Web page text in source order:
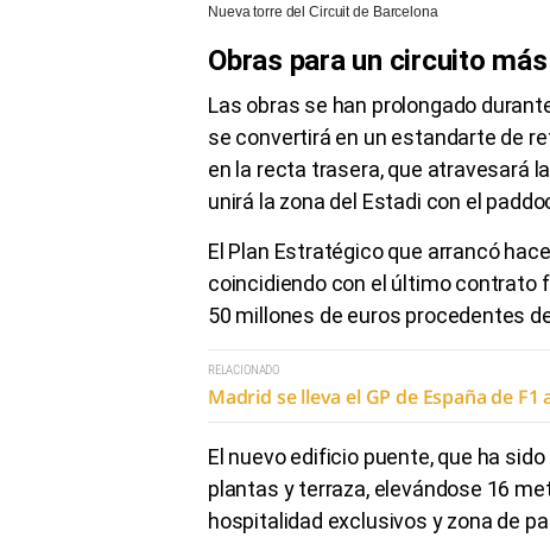
Nueva torre del Circuit de Barcelona
Obras para un circuito
Las obras se han prolongado
se convertirá en un estandarte de
en la recta trasera, que atravesará
unirá la zona del Estadi con el
El Plan Estratégico que arrancó
coincidiendo con el último contrato
50 millones de euros procedentes
RELACIONADO
Madrid se lleva el GP de España de F1
El nuevo edificio puente, que ha
plantas y terraza, elevándose 16
hospitalidad exclusivos y zona de